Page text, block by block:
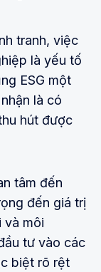
tranh, việc
là yếu tố
ESG một
là có
hút được
tâm đến
đến giá trị
và môi
tư vào các
biệt rõ rệt